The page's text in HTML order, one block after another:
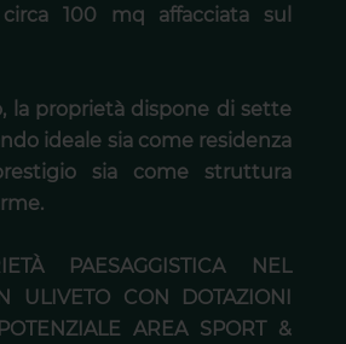
100 mq affacciata sul
la proprietà dispone di sette
ideale sia come residenza
sia come struttura
PAESAGGISTICA NEL
ULIVETO CON DOTAZIONI
AREA SPORT &